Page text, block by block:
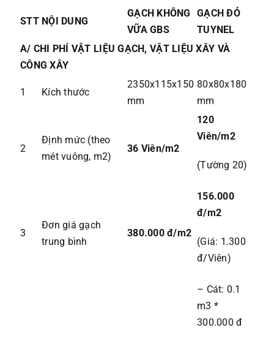
STT NỘI DUNG
GẠCH KHÔNG
VỮA GBS
GẠCH ĐỎ
TUYNEL
A/ CHI PHÍ VẬT LIỆU GẠCH, VẬT LIỆU XÂY VÀ
CÔNG XÂY
1 Kích thước
2350x115x150
mm
80x80x180
mm
2
Định mức (theo
mét vuông, m2)
36 Viên/m2
120
Viên/m2
(Tường 20)
3
Đơn giá gạch
trung bình
380.000 đ/m2
156.000
đ/m2
(Giá: 1.300
đ/Viên)
– Cát: 0.1
m3 *
300.000 đ